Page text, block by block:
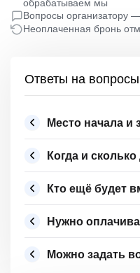
Вопросы организатору
Неоплаченная бронь
Ответы на вопросы
Место начала и
Когда и
Кто ещё будет
Нужно
Можно задать